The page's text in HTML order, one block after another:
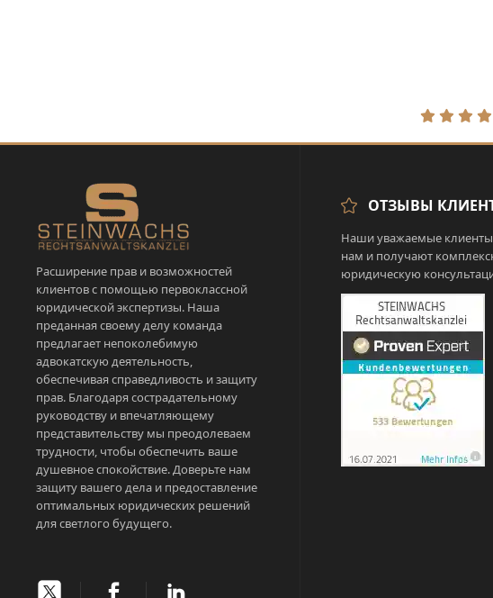
Расширение прав и возможностей
клиентов с помощью первоклассной
юридической экспертизы. Наша
преданная своему делу команда
предлагает непоколебимую
адвокатскую деятельность,
обеспечивая справедливость и защиту
прав. Благодаря сострадательному
руководству и впечатляющему
представительству мы преодолеваем
трудности, чтобы обеспечить ваше
душевное спокойствие. Доверьте нам
защиту вашего дела и предоставление
оптимальных юридических решений
для светлого будущего.
ОТЗЫВЫ
Наши уважаемые
нам и получают
юридическую